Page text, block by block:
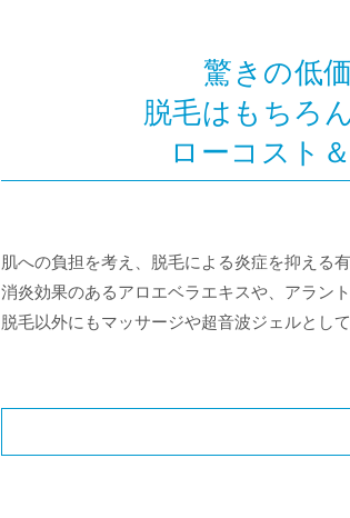
驚きの低
脱毛はもちろ
ローコスト
肌への負担を考え、脱毛による炎症を抑える有
消炎効果のあるアロエベラエキスや、アラン
脱毛以外にもマッサージや超音波ジェルとし